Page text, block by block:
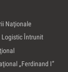
Naţionale
Întrunit
„Ferdinand I”